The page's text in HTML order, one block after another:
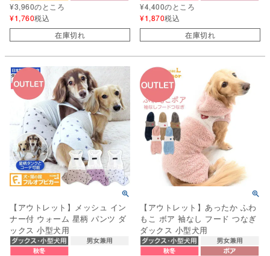
¥3,960のところ
¥1,760税込
在庫切れ
¥4,400のところ
¥1,870税込
在庫切れ
【アウトレット】メッシュ イン
ナー付 ウォーム 星柄 パンツ ダ
ックス 小型犬用
【アウトレット】あったか ふわ
もこ ボア 袖なし フード つなぎ
ダックス 小型犬用